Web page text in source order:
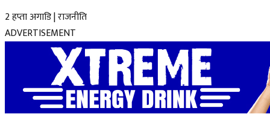
2 हप्ता अगाडि|राजनीति
ADVERTISEMENT